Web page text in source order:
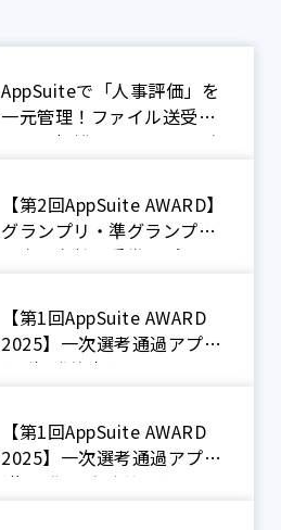
AppSuiteで「人事評価」を
一元管理！ファイル送受信
による煩雑なやり取りをゼ
アプリ紹介】
【第2回AppSuite AWARD】
グランプリ・準グランプリ
決定！各社の受賞アプリを
【第1回AppSuite AWARD
2025】一次選考通過アプリ
(見積･発注書)
【第1回AppSuite AWARD
2025】一次選考通過アプリ
(物品購入･在庫管理)